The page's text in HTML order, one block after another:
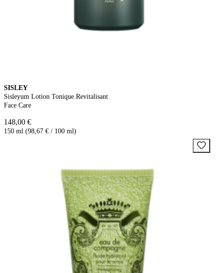
SISLEY
Sisleyum Lotion Tonique Revitalisant
Face Care
148,00 €
150 ml (98,67 € / 100 ml)